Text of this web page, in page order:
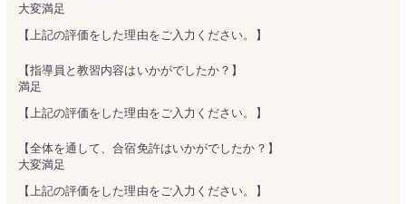
大変満足
【上記の評価をした理由をご入力ください。】
【指導員と教習内容はいかがでしたか？】
満足
【上記の評価をした理由をご入力ください。】
【全体を通して、合宿免許はいかがでしたか？】
大変満足
【上記の評価をした理由をご入力ください。】